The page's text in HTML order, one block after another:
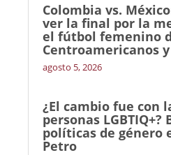
Colombia vs.
ver la final por la
el fútbol femenino
Centroamericanos
agosto 5, 2026
¿El cambio fue con
personas LGBTIQ+?
políticas de género
Petro